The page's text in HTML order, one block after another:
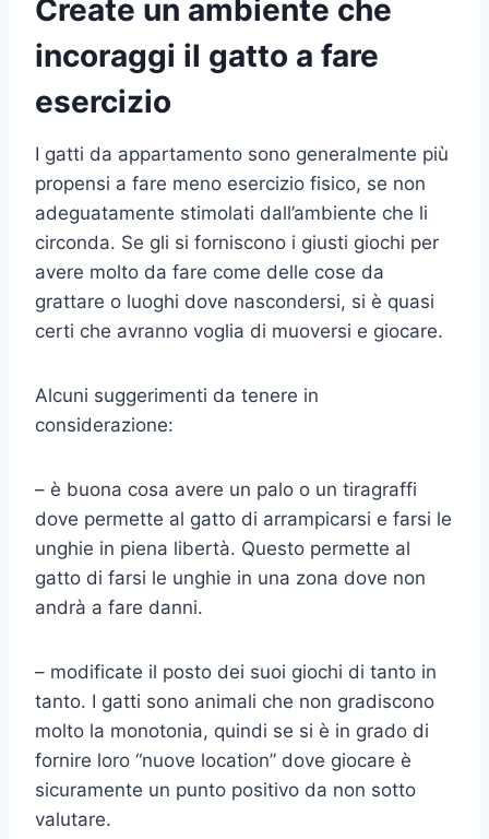
Create un ambiente che
incoraggi il gatto a fare
esercizio
I gatti da appartamento sono generalmente più
propensi a fare meno esercizio fisico, se non
adeguatamente stimolati dall’ambiente che li
circonda. Se gli si forniscono i giusti giochi per
avere molto da fare come delle cose da
grattare o luoghi dove nascondersi, si è quasi
certi che avranno voglia di muoversi e giocare.
Alcuni suggerimenti da tenere in
considerazione:
– è buona cosa avere un palo o un tiragraffi
dove permette al gatto di arrampicarsi e farsi le
unghie in piena libertà. Questo permette al
gatto di farsi le unghie in una zona dove non
andrà a fare danni.
– modificate il posto dei suoi giochi di tanto in
tanto. I gatti sono animali che non gradiscono
molto la monotonia, quindi se si è in grado di
fornire loro “nuove location” dove giocare è
sicuramente un punto positivo da non sotto
valutare.